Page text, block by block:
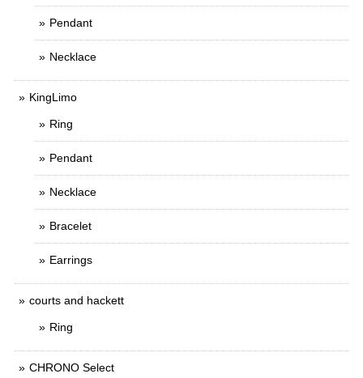
Pendant
Necklace
KingLimo
Ring
Pendant
Necklace
Bracelet
Earrings
courts and hackett
Ring
CHRONO Select